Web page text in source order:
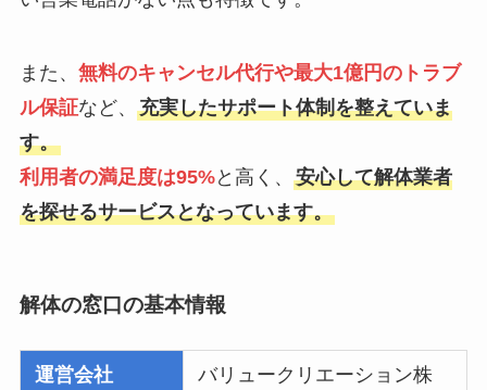
また、 無料のキャンセル代行や最大1億円のトラブ
ル保証など、 充実したサポート体制を整えていま
す。
利用者の満足度は95%と高く、 安心して解体業者
を探せるサービスとなっています。
解体の窓口の基本情報
運営会社
バリュークリエーション株